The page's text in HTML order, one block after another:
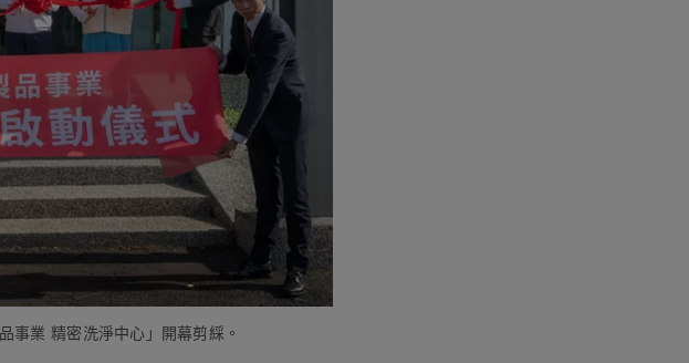
事業 精密洗淨中心」開幕剪綵。